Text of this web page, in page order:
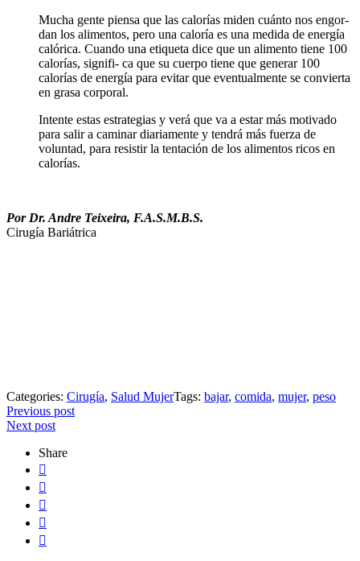
Mucha gente piensa que las calorías miden cuánto nos engor-
dan los alimentos, pero una caloría es una medida de energía
calórica. Cuando una etiqueta dice que un alimento tiene 100
calorías, signifi- ca que su cuerpo tiene que generar 100
calorías de energía para evitar que eventualmente se convierta
en grasa corporal.
Intente estas estrategias y verá que va a estar más motivado
para salir a caminar diariamente y tendrá más fuerza de
voluntad, para resistir la tentación de los alimentos ricos en
calorías.
Por Dr. Andre Teixeira, F.A.S.M.B.S.
Cirugía Bariátrica
Categories: Cirugía, Salud MujerTags: bajar, comida, mujer, peso
Post
navigation
Previous post
Next post
Share




